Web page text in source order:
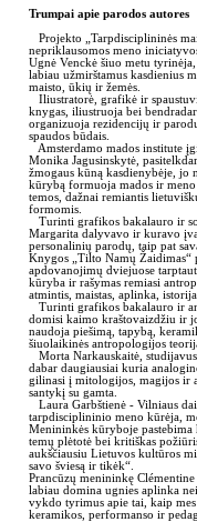
Trumpai apie parodos autores
Projekto „Tarpdisciplininės
nepriklausomos meno
Ugnė Venckė šiuo metu
labiau užmirštamus kasdienius
maisto, ūkių ir žemės.
Iliustratorė, grafikė ir
knygas, iliustruoja bei
organizuoja rezidencijų ir
spaudos būdais.
Amsterdamo mados institute
Monika Jagusinskytė,
žmogaus kūną kasdienybėje, jo
kūrybą formuoja mados ir
temos, dažnai remiantis
formomis.
Turinti grafikos bakalauro ir
Margarita dalyvavo ir kuravo
personalinių parodų, taip pat
Knygos „Tilto Namų Žaidimas“
apdovanojimų dviejuose
kūryba ir rašymas remiasi
atmintis, maistas, aplinka,
Turinti grafikos bakalauro ir
domisi kaimo kraštovaizdžiu ir
naudoja piešimą, tapybą,
šiuolaikinės antropologijos
Morta Narkauskaitė,
dabar daugiausiai kuria
gilinasi į mitologijos, magijos ir
santykį su gamta.
Laura Garbštienė - Vilniaus
tarpdisciplininio meno kūrėja,
Menininkės kūryboje
temų plėtotė bei kritiškas
aukščiausiu Lietuvos kultūros
savo šviesą ir tikėk“.
Prancūzų menininkę
labiau domina ugnies aplinka
vykdo tyrimus apie tai, kaip
keramikos, performanso ir